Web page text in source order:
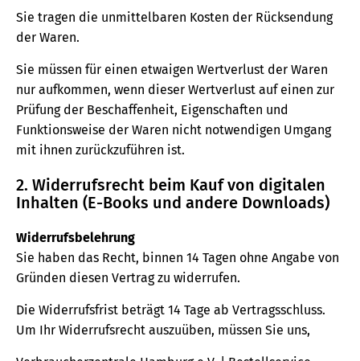
Sie tragen die unmittelbaren Kosten der Rücksendung
der Waren.
Sie müssen für einen etwaigen Wertverlust der Waren
nur aufkommen, wenn dieser Wertverlust auf einen zur
Prüfung der Beschaffenheit, Eigenschaften und
Funktionsweise der Waren nicht notwendigen Umgang
mit ihnen zurückzuführen ist.
2. Widerrufsrecht beim Kauf von digitalen
Inhalten (E-Books und andere Downloads)
Widerrufsbelehrung
Sie haben das Recht, binnen 14 Tagen ohne Angabe von
Gründen diesen Vertrag zu widerrufen.
Die Widerrufsfrist beträgt 14 Tage ab Vertragsschluss.
Um Ihr Widerrufsrecht auszuüben, müssen Sie uns,